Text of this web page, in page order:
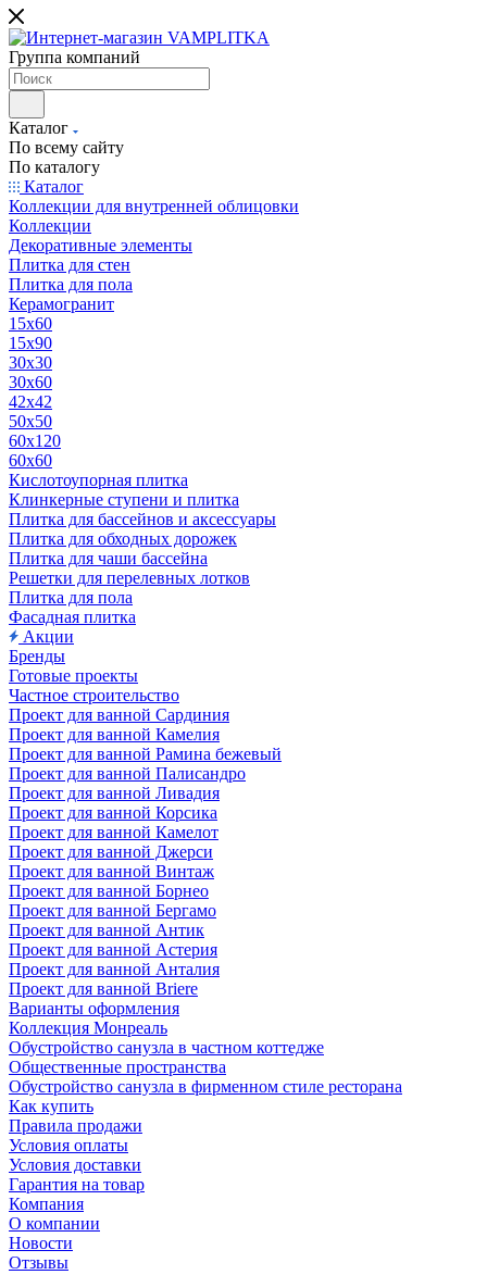
Группа компаний
Каталог
По всему сайту
По каталогу
Каталог
Коллекции для внутренней облицовки
Коллекции
Декоративные элементы
Плитка для стен
Плитка для пола
Керамогранит
15х60
15x90
30х30
30х60
42х42
50х50
60х120
60х60
Кислотоупорная плитка
Клинкерные ступени и плитка
Плитка для бассейнов и аксессуары
Плитка для обходных дорожек
Плитка для чаши бассейна
Решетки для перелевных лотков
Плитка для пола
Фасадная плитка
Акции
Бренды
Готовые проекты
Частное строительство
Проект для ванной Сардиния
Проект для ванной Камелия
Проект для ванной Рамина бежевый
Проект для ванной Палисандро
Проект для ванной Ливадия
Проект для ванной Корсика
Проект для ванной Камелот
Проект для ванной Джерси
Проект для ванной Винтаж
Проект для ванной Борнео
Проект для ванной Бергамо
Проект для ванной Антик
Проект для ванной Астерия
Проект для ванной Анталия
Проект для ванной Briere
Варианты оформления
Коллекция Монреаль
Обустройство санузла в частном коттедже
Общественные пространства
Обустройство санузла в фирменном стиле ресторана
Как купить
Правила продажи
Условия оплаты
Условия доставки
Гарантия на товар
Компания
О компании
Новости
Отзывы